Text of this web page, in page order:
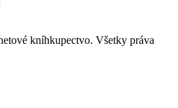
kníhkupectvo. Všetky práva